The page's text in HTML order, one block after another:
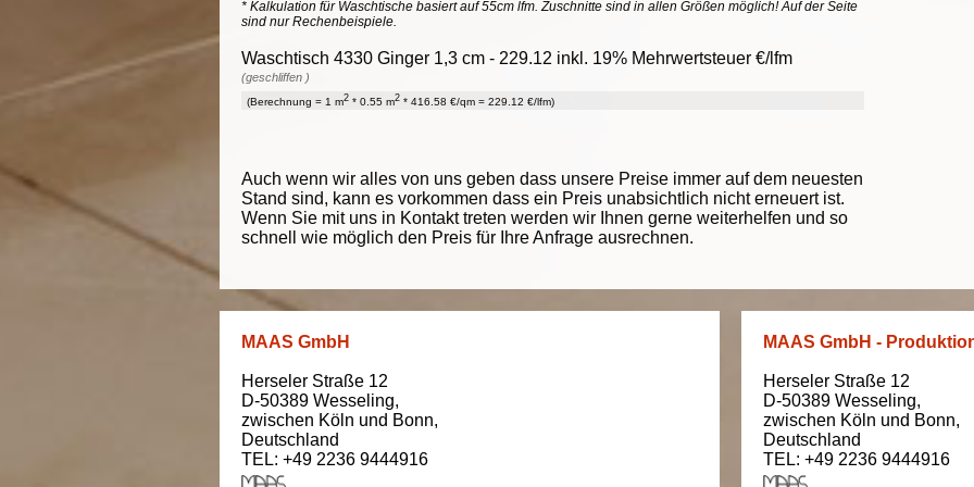
* Kalkulation für Waschtische basiert auf 55cm lfm. Zuschnitte sind in allen Größen möglich! Auf der Seite
sind nur Rechenbeispiele.
Waschtisch 4330 Ginger 1,3 cm - 229.12 inkl. 19% Mehrwertsteuer €/lfm
(geschliffen )
(Berechnung = 1 m2 * 0.55 m2 * 416.58 €/qm = 229.12 €/lfm)
Auch wenn wir alles von uns geben dass unsere Preise immer auf dem neuesten
Stand sind, kann es vorkommen dass ein Preis unabsichtlich nicht erneuert ist.
Wenn Sie mit uns in Kontakt treten werden wir Ihnen gerne weiterhelfen und so
schnell wie möglich den Preis für Ihre Anfrage ausrechnen.
MAAS GmbH
Herseler Straße 12
D-50389 Wesseling,
zwischen Köln und Bonn,
Deutschland
TEL: +49 2236 9444916
MAAS GmbH -
Herseler Straße 12
D-50389 Wesseling,
zwischen Köln und Bonn,
Deutschland
TEL: +49 2236 9444916